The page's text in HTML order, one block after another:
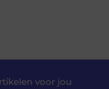
voor jou